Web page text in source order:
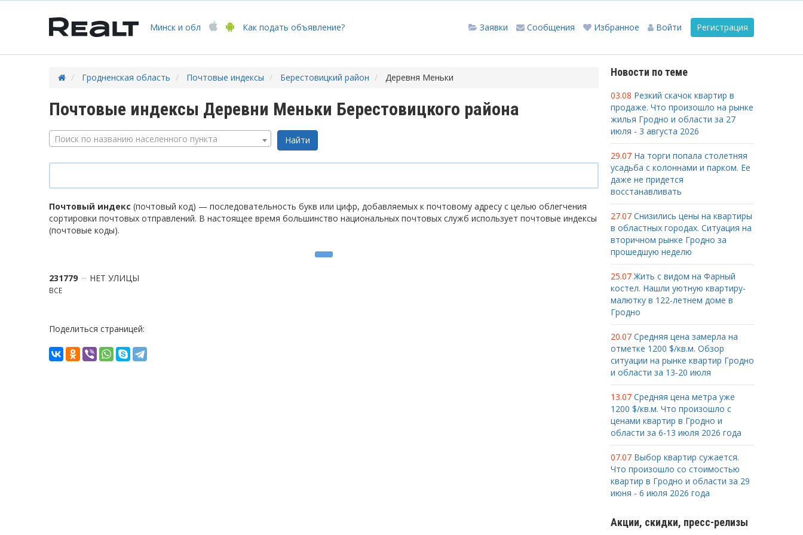
Минск и обл Как подать объявление? Регистрация
Войти
Избранное
Сообщения
Заявки
Гродненская область Почтовые индексы Берестовицкий район Деревня Меньки
Почтовые индексы Деревни Меньки Берестовицкого района
Поиск по названию населенного пункта
Почтовый индекс (почтовый код) — последовательность букв или цифр, добавляемых к почтовому адресу с целью облегчения
сортировки почтовых отправлений. В настоящее время большинство национальных почтовых служб использует почтовые индексы
(почтовые коды).
231779 НЕТ УЛИЦЫ
ВСЕ
Поделиться страницей:
Новости по теме
03.08 Резкий скачок квартир в
продаже. Что произошло на рынке
жилья Гродно и области за 27
июля - 3 августа 2026
29.07 На торги попала столетняя
усадьба с колоннами и парком. Ее
даже не придется
восстанавливать
27.07 Снизились цены на квартиры
в областных городах. Ситуация на
вторичном рынке Гродно за
прошедшую неделю
25.07 Жить с видом на Фарный
костел. Нашли уютную квартиру-
малютку в 122-летнем доме в
Гродно
20.07 Средняя цена замерла на
отметке 1200 $/кв.м. Обзор
ситуации на рынке квартир Гродно
и области за 13-20 июля
13.07 Средняя цена метра уже
1200 $/кв.м. Что произошло с
ценами квартир в Гродно и
области за 6-13 июля 2026 года
07.07 Выбор квартир сужается.
Что произошло со стоимостью
квартир в Гродно и области за 29
июня - 6 июля 2026 года
Акции, скидки, пресс-релизы